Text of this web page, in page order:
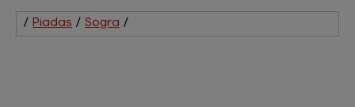
/ Piadas / Sogra /